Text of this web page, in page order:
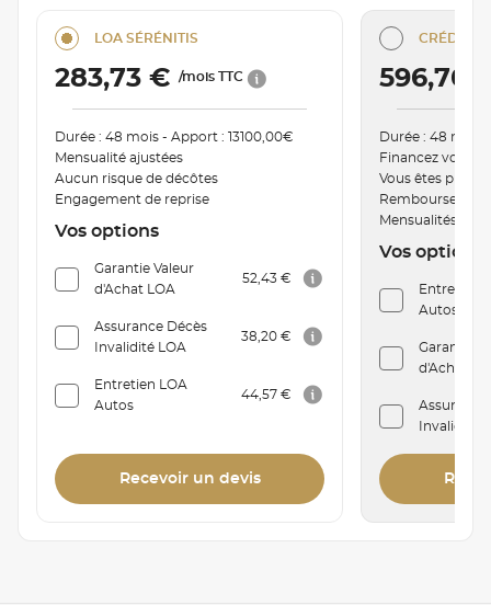
LOA SÉRÉNITIS
283,73 €/mois TTC
Durée : 48 mois - Apport : 13100,00€
Mensualité ajustées
Aucun risque de décôtes
Engagement de reprise
Vos options
Garantie Valeur
d'Achat LOA
52,43 €
Assurance Décès
Invalidité LOA
38,20 €
Entretien LOA
Autos
44,57 €
Recevoir un devis
CRÉDIT
596,76
Durée : 48 mois
Financez votre
Vous êtes
Mensualités
Vos options
Entretien
Autos
Garantie
d'Achat
Assurance
Invalidité